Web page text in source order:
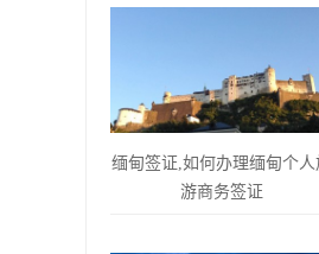
缅甸签证,如何办理缅甸个人
游商务签证